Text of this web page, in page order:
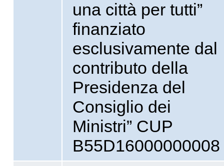
una città per tutti”
finanziato
esclusivamente dal
contributo della
Presidenza del
Consiglio dei
Ministri” CUP
B55D16000000008